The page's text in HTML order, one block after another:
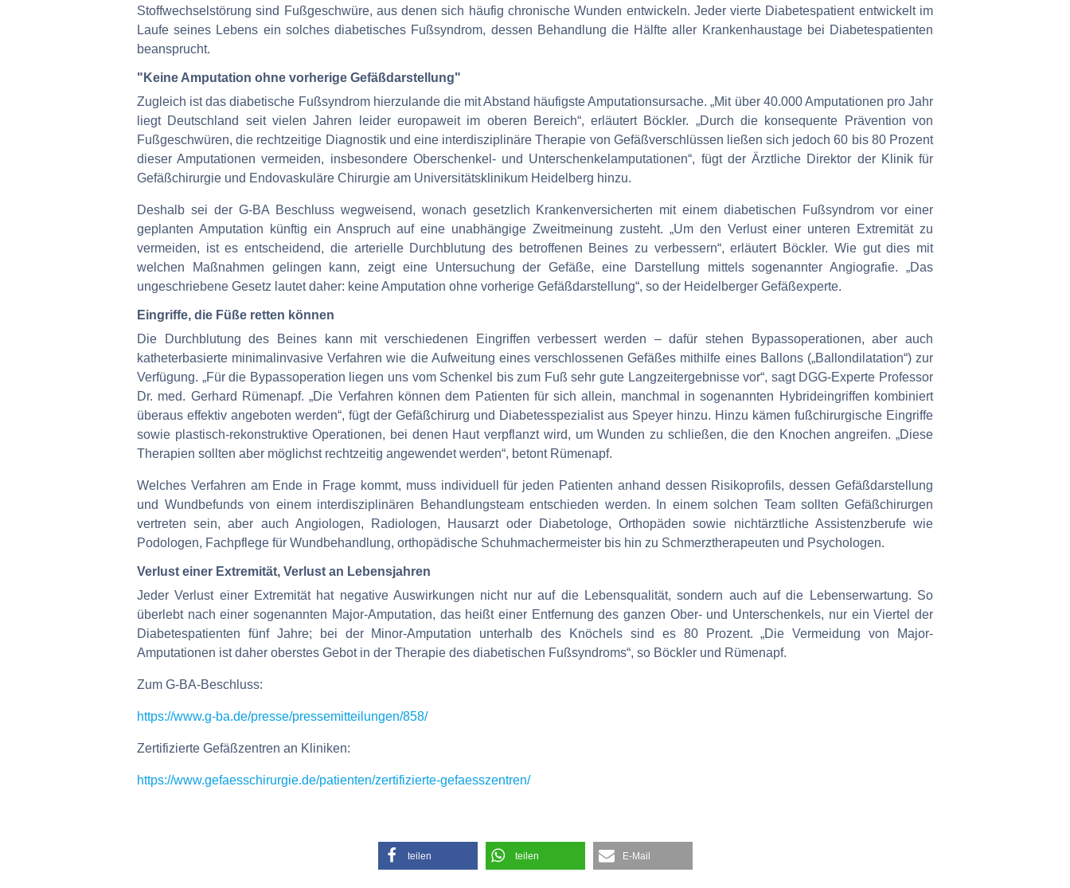
Stoffwechselstörung sind Fußgeschwüre, aus denen sich häufig chronische Wunden entwickeln. Jeder vierte Diabetespatient entwickelt im
Laufe seines Lebens ein solches diabetisches Fußsyndrom, dessen Behandlung die Hälfte aller Krankenhaustage bei Diabetespatienten
beansprucht.
"Keine Amputation ohne vorherige Gefäßdarstellung"
Zugleich ist das diabetische Fußsyndrom hierzulande die mit Abstand häufigste Amputationsursache. „Mit über 40.000 Amputationen pro Jahr
liegt Deutschland seit vielen Jahren leider europaweit im oberen Bereich“, erläutert Böckler. „Durch die konsequente Prävention von
Fußgeschwüren, die rechtzeitige Diagnostik und eine interdisziplinäre Therapie von Gefäßverschlüssen ließen sich jedoch 60 bis 80 Prozent
dieser Amputationen vermeiden, insbesondere Oberschenkel- und Unterschenkelamputationen“, fügt der Ärztliche Direktor der Klinik für
Gefäßchirurgie und Endovaskuläre Chirurgie am Universitätsklinikum Heidelberg hinzu.
Deshalb sei der G-BA Beschluss wegweisend, wonach gesetzlich Krankenversicherten mit einem diabetischen Fußsyndrom vor einer
geplanten Amputation künftig ein Anspruch auf eine unabhängige Zweitmeinung zusteht. „Um den Verlust einer unteren Extremität zu
vermeiden, ist es entscheidend, die arterielle Durchblutung des betroffenen Beines zu verbessern“, erläutert Böckler. Wie gut dies mit
welchen Maßnahmen gelingen kann, zeigt eine Untersuchung der Gefäße, eine Darstellung mittels sogenannter Angiografie. „Das
ungeschriebene Gesetz lautet daher: keine Amputation ohne vorherige Gefäßdarstellung“, so der Heidelberger Gefäßexperte.
Eingriffe, die Füße retten können
Die Durchblutung des Beines kann mit verschiedenen Eingriffen verbessert werden – dafür stehen Bypassoperationen, aber auch
katheterbasierte minimalinvasive Verfahren wie die Aufweitung eines verschlossenen Gefäßes mithilfe eines Ballons („Ballondilatation“) zur
Verfügung. „Für die Bypassoperation liegen uns vom Schenkel bis zum Fuß sehr gute Langzeitergebnisse vor“, sagt DGG-Experte Professor
Dr. med. Gerhard Rümenapf. „Die Verfahren können dem Patienten für sich allein, manchmal in sogenannten Hybrideingriffen kombiniert
überaus effektiv angeboten werden“, fügt der Gefäßchirurg und Diabetesspezialist aus Speyer hinzu. Hinzu kämen fußchirurgische Eingriffe
sowie plastisch-rekonstruktive Operationen, bei denen Haut verpflanzt wird, um Wunden zu schließen, die den Knochen angreifen. „Diese
Therapien sollten aber möglichst rechtzeitig angewendet werden“, betont Rümenapf.
Welches Verfahren am Ende in Frage kommt, muss individuell für jeden Patienten anhand dessen Risikoprofils, dessen Gefäßdarstellung
und Wundbefunds von einem interdisziplinären Behandlungsteam entschieden werden. In einem solchen Team sollten Gefäßchirurgen
vertreten sein, aber auch Angiologen, Radiologen, Hausarzt oder Diabetologe, Orthopäden sowie nichtärztliche Assistenzberufe wie
Podologen, Fachpflege für Wundbehandlung, orthopädische Schuhmachermeister bis hin zu Schmerztherapeuten und Psychologen.
Verlust einer Extremität, Verlust an Lebensjahren
Jeder Verlust einer Extremität hat negative Auswirkungen nicht nur auf die Lebensqualität, sondern auch auf die Lebenserwartung. So
überlebt nach einer sogenannten Major-Amputation, das heißt einer Entfernung des ganzen Ober- und Unterschenkels, nur ein Viertel der
Diabetespatienten fünf Jahre; bei der Minor-Amputation unterhalb des Knöchels sind es 80 Prozent. „Die Vermeidung von Major-
Amputationen ist daher oberstes Gebot in der Therapie des diabetischen Fußsyndroms“, so Böckler und Rümenapf.
Zum G-BA-Beschluss:
https://www.g-ba.de/presse/pressemitteilungen/858/
Zertifizierte Gefäßzentren an Kliniken:
https://www.gefaesschirurgie.de/patienten/zertifizierte-gefaesszentren/
teilen teilen E-Mail